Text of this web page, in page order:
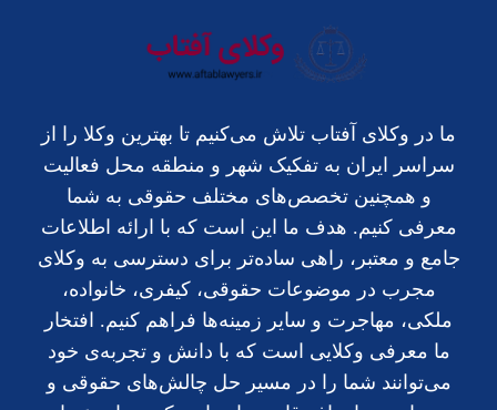
ما در وکلای آفتاب تلاش می‌کنیم تا بهترین وکلا را از
سراسر ایران به تفکیک شهر و منطقه محل فعالیت
و همچنین تخصص‌های مختلف حقوقی به شما
معرفی کنیم. هدف ما این است که با ارائه اطلاعات
جامع و معتبر، راهی ساده‌تر برای دسترسی به وکلای
مجرب در موضوعات حقوقی، کیفری، خانواده،
ملکی، مهاجرت و سایر زمینه‌ها فراهم کنیم. افتخار
ما معرفی وکلایی است که با دانش و تجربه‌ی خود
می‌توانند شما را در مسیر حل چالش‌های حقوقی و